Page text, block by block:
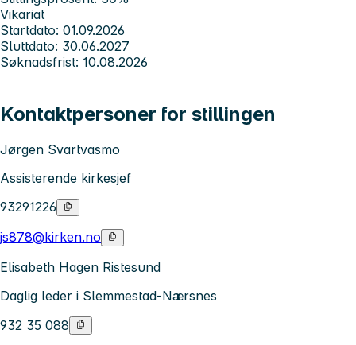
Vikariat
Startdato: 01.09.2026
Sluttdato: 30.06.2027
Søknadsfrist: 10.08.2026
Kontaktpersoner for stillingen
Jørgen Svartvasmo
Assisterende kirkesjef
93291226
js878@kirken.no
Elisabeth Hagen Ristesund
Daglig leder i Slemmestad-Nærsnes
932 35 088